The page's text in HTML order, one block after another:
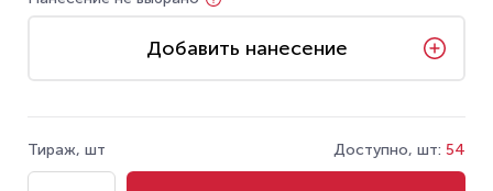
Добавить нанесение
Тираж, шт Доступно, шт: 54